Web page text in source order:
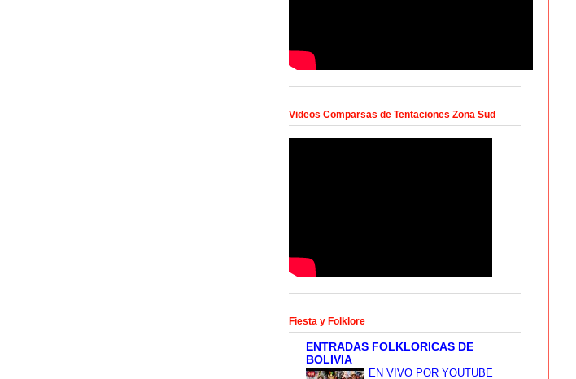
Videos Comparsas de Tentaciones Zona Sud
Fiesta y Folklore
ENTRADAS FOLKLORICAS DE
BOLIVIA
EN VIVO POR YOUTUBE